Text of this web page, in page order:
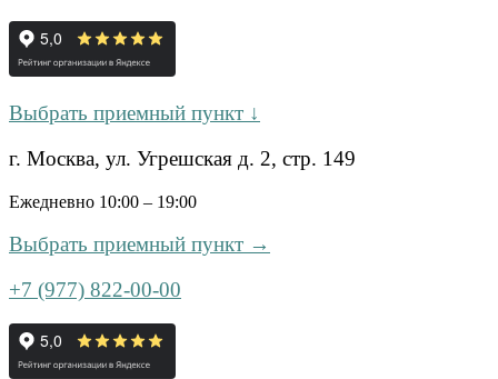
Выбрать приемный пункт ↓
г. Москва, ул. Угрешская д. 2, стр. 149
Ежедневно 10:00 – 19:00
Выбрать приемный пункт →
+7 (977) 822-00-00